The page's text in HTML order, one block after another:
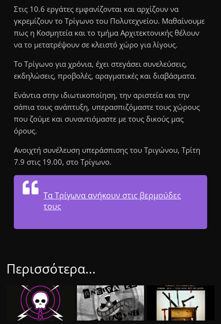
Στις 10.6 εργάτες εμφανίζονται και αρχίζουν να
γκρεμίζουν το Τρίγωνο του Πολυτεχνείου. Μαθαίνουμε
πως η Κοσμητεία και το τμήμα Αρχιτεκτονικής θέλουν
να το μετατρέψουν σε κλειστό χώρο για λίγους.
Το Τρίγωνο για χρόνια, έχει στεγάσει συνελεύσεις,
εκδηλώσεις, προβολές, αραγματικές και διαβάσματα.
Ενάντια στην ιδιωτικοποίηση, την αριστεία και την
σάπια τους ανάπτυξη, υπερασπιζόμαστε τους χώρους
που ζούμε και συναντιόμαστε με τους δικούς μας
όρους.
Ανοιχτή συνέλευση υπεράσπισης του Τριγώνου, Τρίτη
7.9 στις 19.00, στο Τρίγωνο.
Τα Τρίγωνα ανήκουν στις βερμούδες
τους
Περισσότερα...